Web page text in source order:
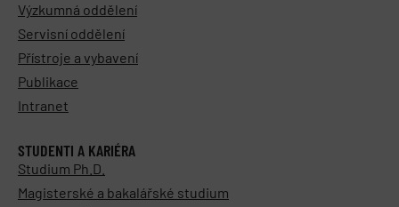
Výzkumná oddělení
Servisní oddělení
Přístroje a vybavení
Publikace
Intranet
STUDENTI A KARIÉRA
Studium Ph.D.
Magisterské a bakalářské studium